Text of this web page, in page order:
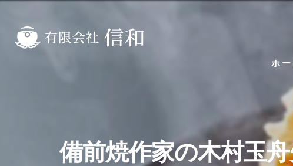
ホー
備前焼作家の木村玉